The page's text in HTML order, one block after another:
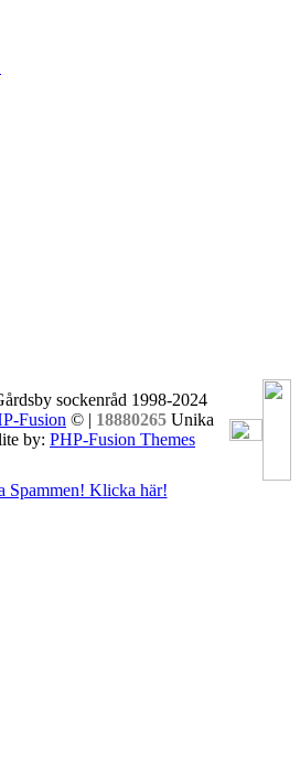
sockenråd 1998-2024
Fusion © | 18880265 Unika
by: PHP-Fusion Themes
Spammen! Klicka här!